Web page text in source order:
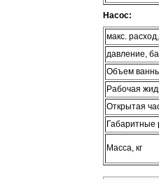
Насос:
макс.
давление,
Объем
Рабочая
Открытая
Масса, кг